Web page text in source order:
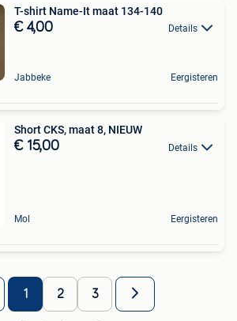
T-shirt Name-It maat 134-140
€ 4,00 Details
Jabbeke Eergisteren
Short CKS, maat 8, NIEUW
€ 15,00 Details
Mol Eergisteren
1 2 3